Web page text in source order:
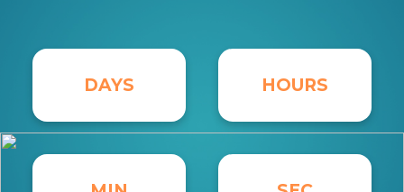
DAYS HOURS